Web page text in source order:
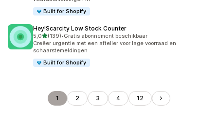
Built for Shopify
Hey!Scarcity Low Stock Counter
5,0van 5 sterren
(139)
139 recensies in totaal
•Gratis abonnement beschikbaar
Creëer urgentie met een afteller voor lage voorraad en
schaarstemeldingen
Built for Shopify
1 2 3 4 12